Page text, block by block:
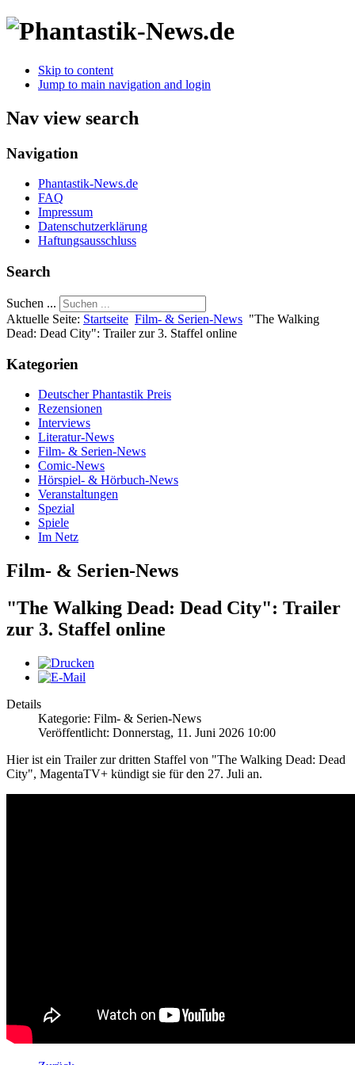
Skip to content
Jump to main navigation and login
Nav view search
Navigation
Phantastik-News.de
FAQ
Impressum
Datenschutzerklärung
Haftungsausschluss
Search
Suchen ...
Aktuelle Seite: Startseite Film- & Serien-News "The Walking
Dead: Dead City": Trailer zur 3. Staffel online
Kategorien
Deutscher Phantastik Preis
Rezensionen
Interviews
Literatur-News
Film- & Serien-News
Comic-News
Hörspiel- & Hörbuch-News
Veranstaltungen
Spezial
Spiele
Im Netz
Film- & Serien-News
"The Walking Dead: Dead City": Trailer
zur 3. Staffel online
Details
Kategorie: Film- & Serien-News
Veröffentlicht: Donnerstag, 11. Juni 2026 10:00
Hier ist ein Trailer zur dritten Staffel von "The Walking Dead: Dead
City", MagentaTV+ kündigt sie für den 27. Juli an.